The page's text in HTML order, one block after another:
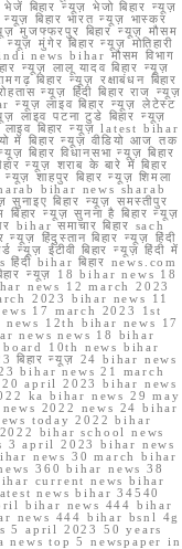
बिहार न्यूज़ भेजो बिहार न्यूज़
न्यूज़ बिहार भारत न्यूज़ भास्कर
मुजफ्फरपुर बिहार न्यूज़ मौसम
मुंगेर बिहार न्यूज़ मोतिहारी
news bihar मौसम विभाग
न्यूज़ लालू यादव बिहार न्यूज़
बिहार न्यूज़ रक्षाबंधन बिहार
न्यूज़ हिंदी बिहार राज न्यूज़
लाइव बिहार न्यूज़ लेटेस्ट
लाइव पटना टुडे बिहार न्यूज़
लाइव बिहार न्यूज़ latest bihar
में बिहार न्यूज़ वीडियो आज तक
बिहार विधानसभा न्यूज़ बिहार
न्यूज़ शराब के बारे में बिहार
न्यूज़ शाहपुर बिहार न्यूज़ शिमला
bihar news sharab
सुनाइए बिहार न्यूज़ समस्तीपुर
बिहार न्यूज़ सुनना है बिहार न्यूज़
bihar समाचार बिहार sach
न्यूज़ हिंदुस्तान बिहार न्यूज़ हिंदी
न्यूज़ ईटीवी बिहार न्यूज़ हिंदी में
हिंदी bihar बिहार news.com
न्यूज़ 18 bihar news 18
news 12 march 2023
2023 bihar news 11
17 march 2023 1st
12th bihar news 17
news news 18 bihar
10th news bihar
न्यूज़ 24 bihar news
bihar news 21 march
april 2023 bihar news
ka bihar news 29 may
2022 news 24 bihar
today 2022 bihar
bihar school news
3 april 2023 bihar news
news 30 march bihar
360 bihar news 38
current news bihar
news bihar 34540
bihar news 444 bihar
news 444 bihar bsnl 4g
5 april 2023 50 years
top 5 newspaper in